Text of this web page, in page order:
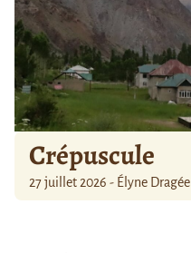
Crépuscule
27 juillet 2026 - Élyne Dragée